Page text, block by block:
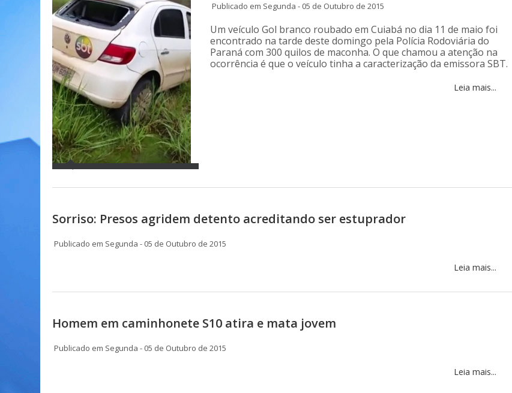
Publicado em Segunda - 05 de Outubro de 2015
Um veículo Gol branco roubado em Cuiabá no dia 11 de maio foi
encontrado na tarde deste domingo pela Polícia Rodoviária do
Paraná com 300 quilos de maconha. O que chamou a atenção na
ocorrência é que o veículo tinha a caracterização da emissora SBT.
Leia mais...
Sorriso: Presos agridem detento acreditando ser estuprador
Publicado em Segunda - 05 de Outubro de 2015
Leia mais...
Homem em caminhonete S10 atira e mata jovem
Publicado em Segunda - 05 de Outubro de 2015
Leia mais...